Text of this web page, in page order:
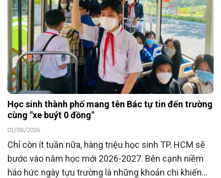
Học sinh thành phố mang tên Bác tự tin đến trường
cùng "xe buýt 0 đồng"
01/08/2026
Chỉ còn ít tuần nữa, hàng triệu học sinh TP. HCM sẽ
bước vào năm học mới 2026-2027. Bên cạnh niềm
háo hức ngày tựu trường là những khoản chi khiến